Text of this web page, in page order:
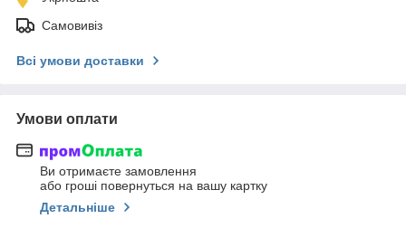
Самовивіз
Всі умови доставки
Умови оплати
Ви отримаєте замовлення
або гроші повернуться на вашу картку
Детальніше